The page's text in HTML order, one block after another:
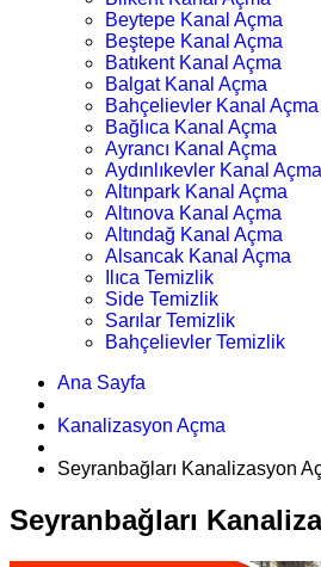
Beytepe Kanal Açma
Beştepe Kanal Açma
Batıkent Kanal Açma
Balgat Kanal Açma
Bahçelievler Kanal Açma
Bağlıca Kanal Açma
Ayrancı Kanal Açma
Aydınlıkevler Kanal Açma
Altınpark Kanal Açma
Altınova Kanal Açma
Altındağ Kanal Açma
Alsancak Kanal Açma
Ilıca Temizlik
Side Temizlik
Sarılar Temizlik
Bahçelievler Temizlik
Ana Sayfa
Kanalizasyon Açma
Seyranbağları Kanalizasyon
Seyranbağları